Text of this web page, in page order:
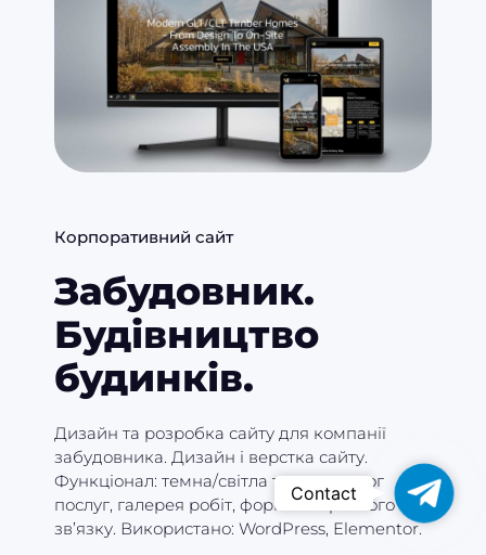
Корпоративний сайт
Забудовник.
Будівництво
будинків.
Дизайн та розробка сайту для компанії
забудовника. Дизайн і верстка сайту.
Функціонал: темна/світла тема, каталог
послуг, галерея робіт, форма зворотного
зв’язку. Використано: WordPress, Elementor.
Contact